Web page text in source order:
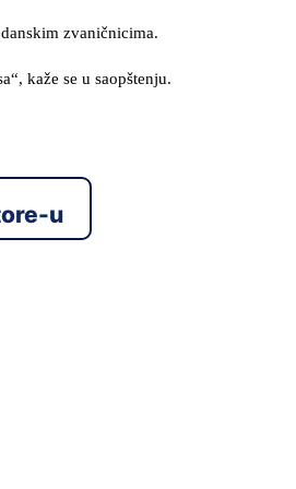
zvaničnicima.
kaže se u saopštenju.
u